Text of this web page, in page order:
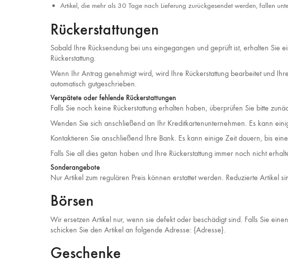
Artikel, die mehr als 30 Tage nach Lieferung zurückgesendet werden, fallen
Rückerstattungen
Sobald Ihre Rücksendung bei uns eingegangen und geprüft ist, erhalten
Rückerstattung.
Wenn Ihr Antrag genehmigt wird, wird Ihre Rückerstattung bearbeitet und
automatisch gutgeschrieben.
Verspätete oder fehlende Rückerstattungen
Falls Sie noch keine Rückerstattung erhalten haben, überprüfen Sie bitte
Wenden Sie sich anschließend an Ihr Kreditkartenunternehmen. Es kann
Kontaktieren Sie anschließend Ihre Bank. Es kann einige Zeit dauern, bis
Falls Sie all dies getan haben und Ihre Rückerstattung immer noch nicht
Sonderangebote
Nur Artikel zum regulären Preis können erstattet werden. Reduzierte Artikel
Börsen
Wir ersetzen Artikel nur, wenn sie defekt oder beschädigt sind. Falls Sie
schicken Sie den Artikel an folgende Adresse: {Adresse}.
Geschenke